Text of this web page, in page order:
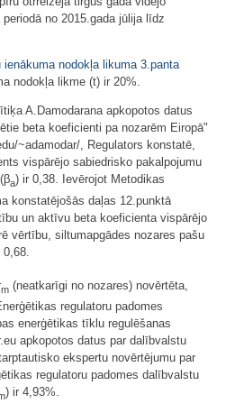
no 2015.gada jūlija līdz
ienākuma nodokļa likuma 3.panta
nodokļa likme (t) ir 20%.
A.Damodarana apkopotos datus
beta koeficienti pa nozarēm Eiropā"
~adamodar/, Regulators konstatē,
vispārējo sabiedrisko pakalpojumu
a) ir 0,38. Ievērojot Metodikas
konstatējošās daļas 12.punktā
un aktīvu beta koeficienta vispārējo
vērtību, siltumapgādes nozares pašu
m (neatkarīgi no nozares) novērtēta,
regulatoru padomes
enerģētikas tīklu regulēšanas
apkopotos datus par dalībvalstu
ekspertu novērtējumu par
regulatoru padomes dalībvalstu
) ir 4,93%.